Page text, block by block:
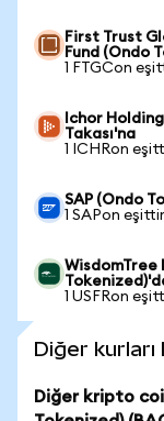
First Trust
Fund (Ondo
1 FTGCon
Ichor
Takası'na
1 ICHRon
SAP (Ondo
1 SAPon
WisdomTree
1 USFRon
Diğer
Diğer kripto